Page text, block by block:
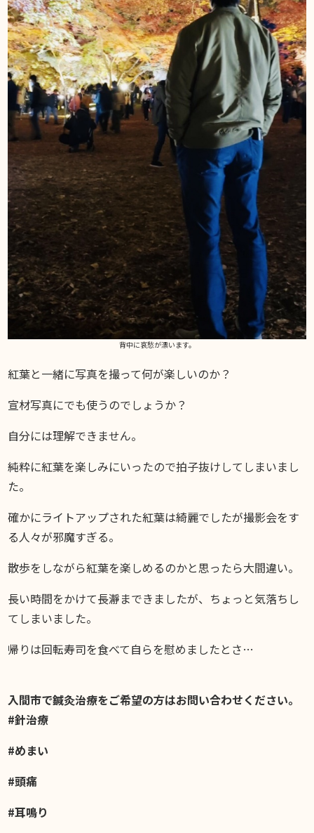
背中に哀愁が漂います。
紅葉と一緒に写真を撮って何が楽しいのか？
宣材写真にでも使うのでしょうか？
自分には理解できません。
純粋に紅葉を楽しみにいったので拍子抜けしてしまいまし
た。
確かにライトアップされた紅葉は綺麗でしたが撮影会をす
る人々が邪魔すぎる。
散歩をしながら紅葉を楽しめるのかと思ったら大間違い。
長い時間をかけて長瀞まできましたが、ちょっと気落ちし
てしまいました。
帰りは回転寿司を食べて自らを慰めましたとさ…
入間市で鍼灸治療をご希望の方はお問い合わせください。
#針治療
#めまい
#頭痛
#耳鳴り